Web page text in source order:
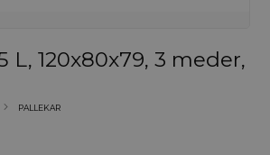
L, 120x80x79, 3 meder,
PALLEKAR